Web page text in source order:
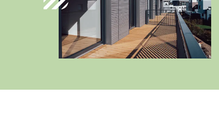
Deutsch
Österreich
Deutsch